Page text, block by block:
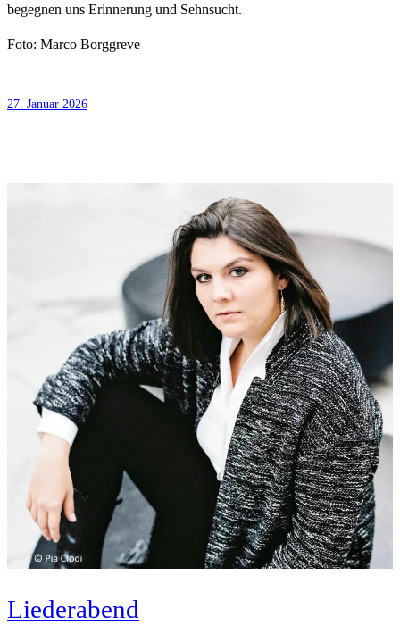
begegnen uns Erinnerung und Sehnsucht.
Foto: Marco Borggreve
27. Januar 2026
Liederabend